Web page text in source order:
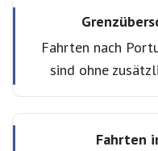
Fahrten nach
sind ohne
Fahrten